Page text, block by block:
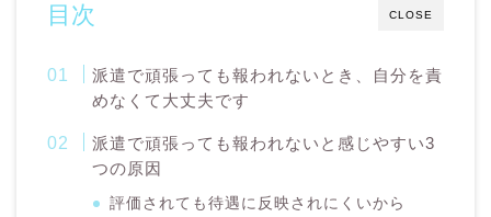
CLOSE
目次
派遣で頑張っても報われないとき、自分を責
めなくて大丈夫です
派遣で頑張っても報われないと感じやすい3
つの原因
評価されても待遇に反映されにくいから